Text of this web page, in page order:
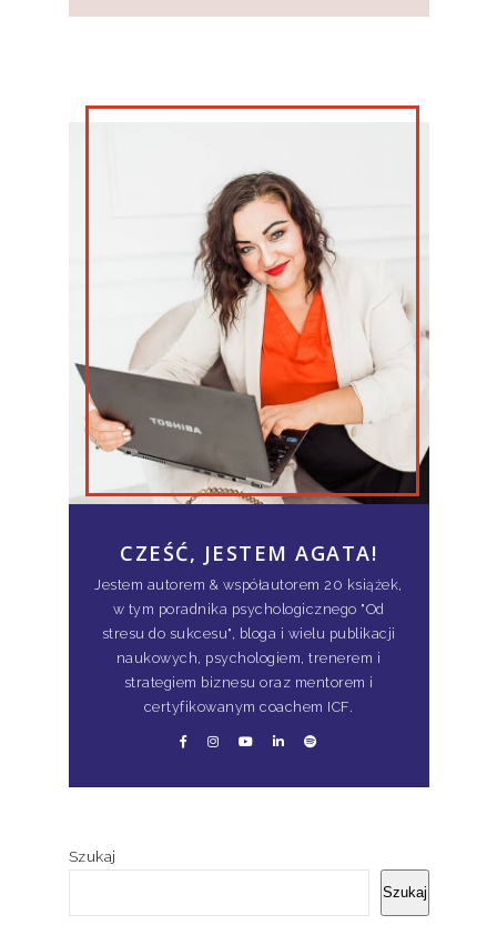
CZEŚĆ, JESTEM AGATA!
Jestem autorem & współautorem 20 książek,
w tym poradnika psychologicznego "Od
stresu do sukcesu", bloga i wielu publikacji
naukowych, psychologiem, trenerem i
strategiem biznesu oraz mentorem i
certyfikowanym coachem ICF.
Szukaj
Szukaj